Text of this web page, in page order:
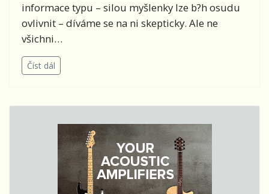
informace typu – silou myšlenky lze b?h osudu
ovlivnit – díváme se na ni skepticky. Ale ne
všichni…
Číst dál